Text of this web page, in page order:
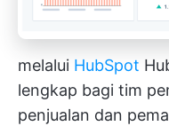
melalui HubSpot
lengkap bagi tim
penjualan dan